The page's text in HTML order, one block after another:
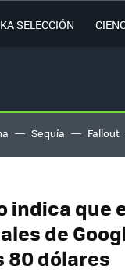
SELECCIÓN
Sequía Fallout
indica que
de
80 dólares